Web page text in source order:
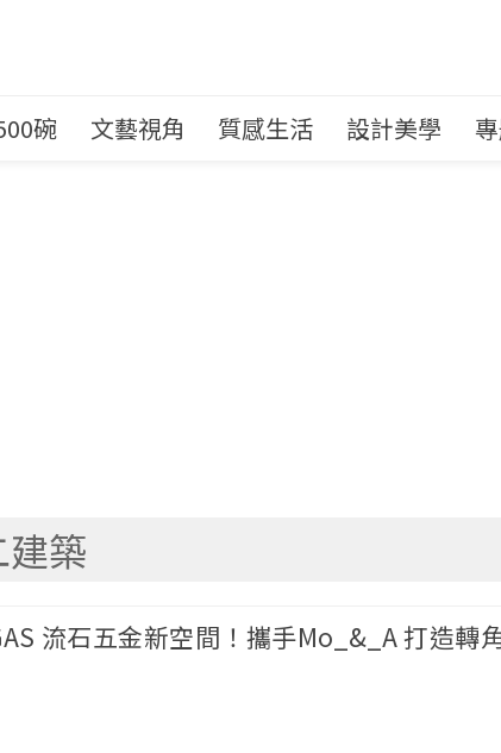
碗 文藝視角 質感生活 設計美學
築
流石五金新空間！攜手Mo_&_A 打造轉